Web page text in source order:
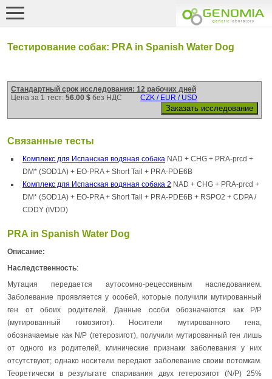
Тестирование собак: PRA in Spanish Water Dog
Стандартный срок исследования: 12 рабочих дней
Цена за 1 тест: 56.00 $ без НДС CZK / EUR / USD
Связанные тесты
Комплекс для Испанская водяная собака NAD + CHG + PRA-prcd +
DM* (SOD1A) + EO-PRA + Short Tail + PRA-PDE6B
Комплекс для Испанская водяная собака 2 NAD + CHG + PRA-prcd +
DM* (SOD1A) + EO-PRA + Short Tail + PRA-PDE6B + RSPO2 + CDPA /
CDDY (IVDD)
PRA in Spanish Water Dog
Описание:
Наследственность:
Мутация передается аутосомно-рецессивным наследованием.
Заболевание проявляется у особей, которые получили мутированный
ген от обоих родителей. Данные особи обозначаются как P/P
(мутированный гомозигот). Носители мутированного гена,
обозначаемые как N/P (гетерозигот), получили мутированный ген лишь
от одного из родителей, клинические признаки заболевания у них
отсутствуют; однако носители передают заболевание своим потомкам.
Теоретически в результате спаривания двух гетерозигот (N/P) 25%